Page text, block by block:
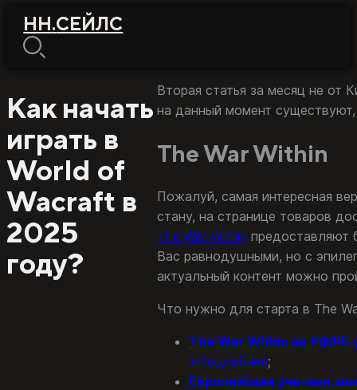
НН.СЕЙЛС
Как начать
играть в
World of
Wacraft в
2025
году?
Вторая статья за месяц не от
на данный момент существуют,
The War Within
Пожалуй, самая интересная
стану, на странице товаров
The War Within предоставляют
Вас равнодушными, но с
актуальный контент можно
Что нужно для старта в The
The War Within на РФ/РБ
>Подробнее;
Европейская учетная